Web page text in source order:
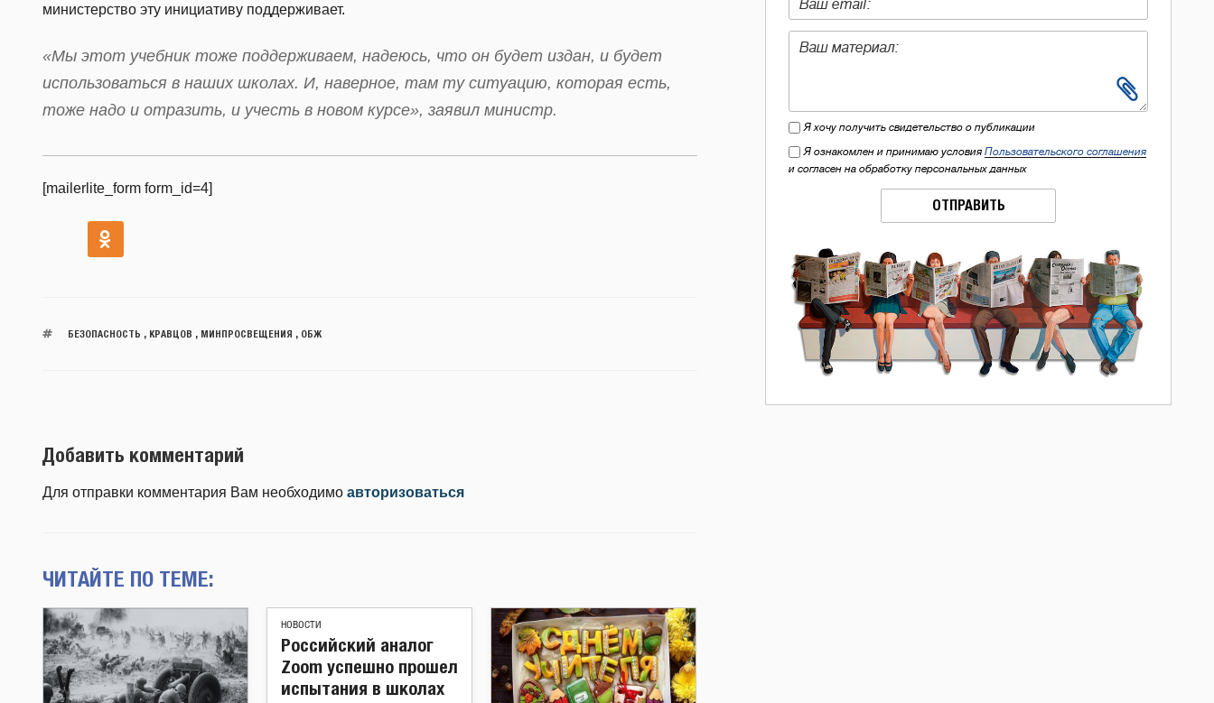
министерство эту инициативу поддерживает.
«Мы этот учебник тоже поддерживаем, надеюсь, что он будет издан, и будет
использоваться в наших школах. И, наверное, там ту ситуацию, которая есть,
тоже надо и отразить, и учесть в новом курсе», заявил министр.
[mailerlite_form form_id=4]
БЕЗОПАСНОСТЬ , КРАВЦОВ , МИНПРОСВЕЩЕНИЯ , ОБЖ
Добавить комментарий
Для отправки комментария Вам необходимо авторизоваться
ЧИТАЙТЕ ПО ТЕМЕ:
НОВОСТИ
Российский аналог
Zoom успешно прошел
испытания в школах
Я хочу получить свидетельство о публикации
Я ознакомлен и принимаю условия Пользовательского соглашения
и согласен на обработку персональных данных
ОТПРАВИТЬ